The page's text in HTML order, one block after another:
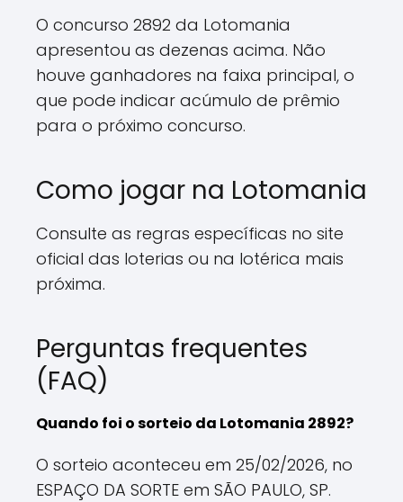
O concurso 2892 da Lotomania
apresentou as dezenas acima. Não
houve ganhadores na faixa principal, o
que pode indicar acúmulo de prêmio
para o próximo concurso.
Como jogar na Lotomania
Consulte as regras específicas no site
oficial das loterias ou na lotérica mais
próxima.
Perguntas frequentes
(FAQ)
Quando foi o sorteio da Lotomania 2892?
O sorteio aconteceu em 25/02/2026, no
ESPAÇO DA SORTE em SÃO PAULO, SP.